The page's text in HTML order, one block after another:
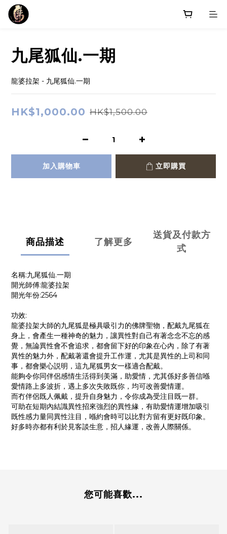
九尾狐仙.一期
龍婆拉架 - 九尾狐仙.一期
HK$1,000.00 HK$1,500.00
加入購物車 立即購買
商品描述 了解更多
送貨及付款方
式
名稱:九尾狐仙.一期
開光師傅:龍婆拉架
開光年份:2564
功效:
龍婆拉架大師的九尾狐是極具吸引力的佛牌聖物，配戴九尾狐在
身上，會產生一種神奇的魅力，讓異性對自己有著念念不忘的感
覺，無論異性會不會追求，都會留下好的印象在心內，除了有著
異性的魅力外，配戴著還會提升工作運，尤其是異性的上司和同
事，都會樂心説明，這九尾狐男女一樣適合配戴。
能夠令你同伴侶感情生活得到美滿，助愛情，尤其係好多善信喺
愛情路上多波折，遇上多次失敗既你，均可改善愛情運。
而冇伴侶既人佩戴，提升自身魅力，令你成為受注目既一群。
可助在短期內結識異性招來強烈的異性緣，有助愛情運增加吸引
既性感力量同異性注目，喺約會時可以比對方留有更好既印象。
好多時亦都有利於見客談生意，招人緣運，改善人際關係。
您可能喜歡...